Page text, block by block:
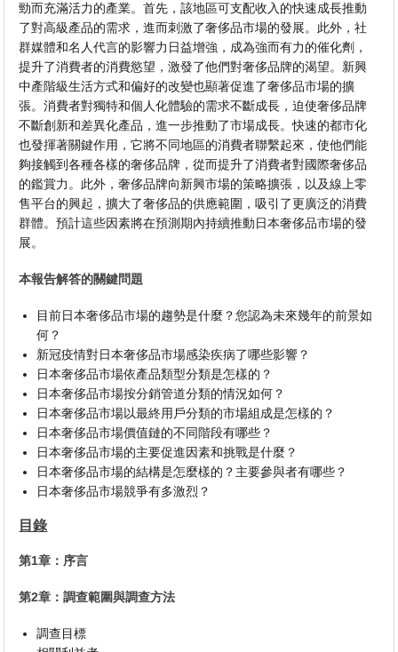
勁而充滿活力的產業。首先，該地區可支配收入的快速成長推動
了對高級產品的需求，進而刺激了奢侈品市場的發展。此外，社
群媒體和名人代言的影響力日益增強，成為強而有力的催化劑，
提升了消費者的消費慾望，激發了他們對奢侈品牌的渴望。新興
中產階級生活方式和偏好的改變也顯著促進了奢侈品市場的擴
張。消費者對獨特和個人化體驗的需求不斷成長，迫使奢侈品牌
不斷創新和差異化產品，進一步推動了市場成長。快速的都市化
也發揮著關鍵作用，它將不同地區的消費者聯繫起來，使他們能
夠接觸到各種各樣的奢侈品牌，從而提升了消費者對國際奢侈品
的鑑賞力。此外，奢侈品牌向新興市場的策略擴張，以及線上零
售平台的興起，擴大了奢侈品的供應範圍，吸引了更廣泛的消費
群體。預計這些因素將在預測期內持續推動日本奢侈品市場的發
展。
本報告解答的關鍵問題
目前日本奢侈品市場的趨勢是什麼？您認為未來幾年的前景如
何？
新冠疫情對日本奢侈品市場感染疾病了哪些影響？
日本奢侈品市場依產品類型分類是怎樣的？
日本奢侈品市場按分銷管道分類的情況如何？
日本奢侈品市場以最終用戶分類的市場組成是怎樣的？
日本奢侈品市場價值鏈的不同階段有哪些？
日本奢侈品市場的主要促進因素和挑戰是什麼？
日本奢侈品市場的結構是怎麼樣的？主要參與者有哪些？
日本奢侈品市場競爭有多激烈？
目錄
第1章：序言
第2章：調查範圍與調查方法
調查目標